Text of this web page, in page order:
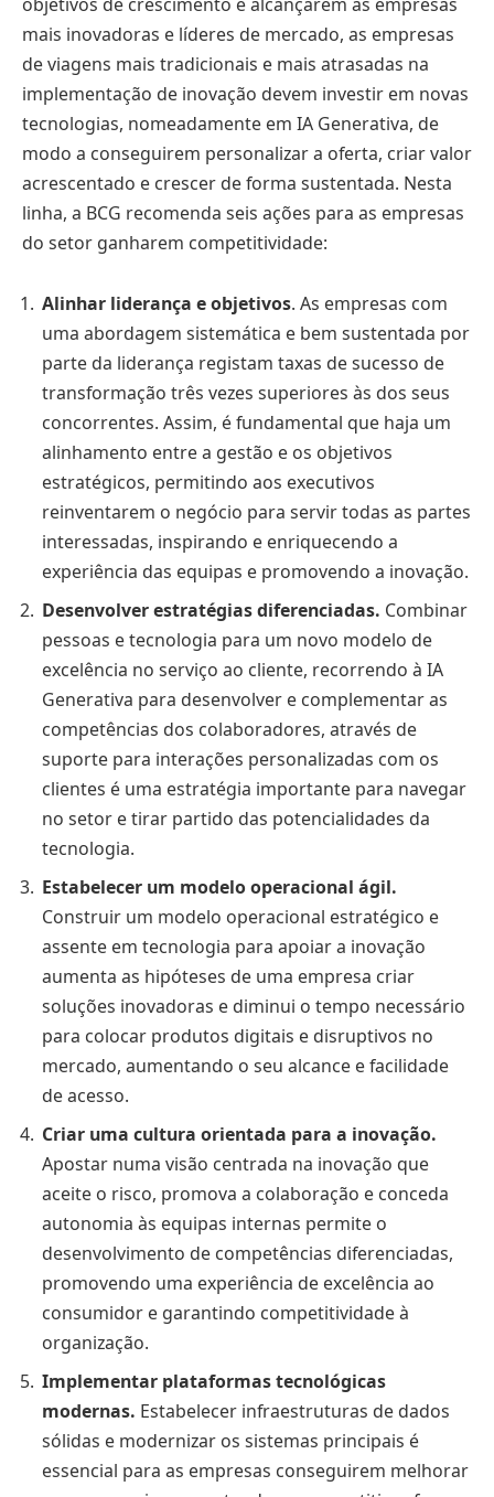
mais inovadoras e líderes de mercado, as empresas
de viagens mais tradicionais e mais atrasadas na
implementação de inovação devem investir em novas
tecnologias, nomeadamente em IA Generativa, de
modo a conseguirem personalizar a oferta, criar valor
acrescentado e crescer de forma sustentada. Nesta
linha, a BCG recomenda seis ações para as empresas
do setor ganharem competitividade:
Alinhar liderança e objetivos. As empresas com
uma abordagem sistemática e bem sustentada por
parte da liderança registam taxas de sucesso de
transformação três vezes superiores às dos seus
concorrentes. Assim, é fundamental que haja um
alinhamento entre a gestão e os objetivos
estratégicos, permitindo aos executivos
reinventarem o negócio para servir todas as partes
interessadas, inspirando e enriquecendo a
experiência das equipas e promovendo a inovação.
Desenvolver estratégias diferenciadas. Combinar
pessoas e tecnologia para um novo modelo de
excelência no serviço ao cliente, recorrendo à IA
Generativa para desenvolver e complementar as
competências dos colaboradores, através de
suporte para interações personalizadas com os
clientes é uma estratégia importante para navegar
no setor e tirar partido das potencialidades da
tecnologia.
Estabelecer um modelo operacional ágil.
Construir um modelo operacional estratégico e
assente em tecnologia para apoiar a inovação
aumenta as hipóteses de uma empresa criar
soluções inovadoras e diminui o tempo necessário
para colocar produtos digitais e disruptivos no
mercado, aumentando o seu alcance e facilidade
de acesso.
Criar uma cultura orientada para a inovação.
Apostar numa visão centrada na inovação que
aceite o risco, promova a colaboração e conceda
autonomia às equipas internas permite o
desenvolvimento de competências diferenciadas,
promovendo uma experiência de excelência ao
consumidor e garantindo competitividade à
organização.
Implementar plataformas tecnológicas
modernas. Estabelecer infraestruturas de dados
sólidas e modernizar os sistemas principais é
essencial para as empresas conseguirem melhorar